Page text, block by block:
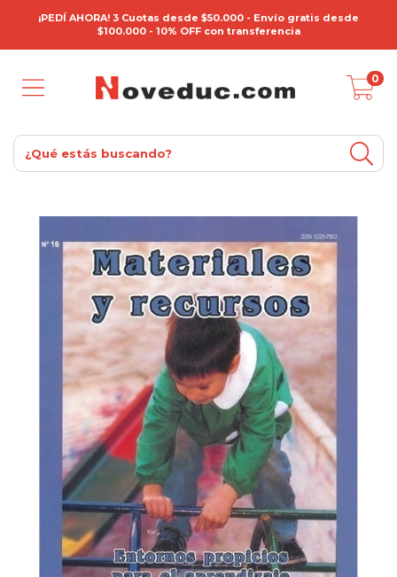
¡PEDÍ AHORA! 3 Cuotas desde $50.000 - Envío gratis desde
$100.000 - 10% OFF con transferencia
0